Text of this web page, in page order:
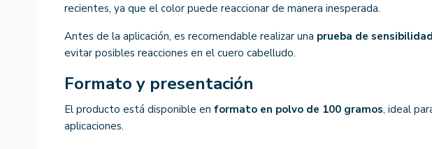
recientes, ya que el color puede reaccionar de manera inesperada.
Antes de la aplicación, es recomendable realizar una prueba de sensibilidad
evitar posibles reacciones en el cuero cabelludo.
Formato y presentación
El producto está disponible en formato en polvo de 100 gramos, ideal
aplicaciones.